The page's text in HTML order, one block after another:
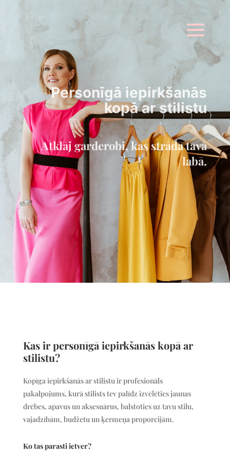
Personīgā iepirkšanās
kopā ar stilistu
Atklāj garderobi, kas strādā tavā
labā.
Kas ir personīgā iepirkšanās kopā ar
stilistu?
Kopīga iepirkšanās ar stilistu ir profesionāls
pakalpojums, kurā stilists tev palīdz izvēlēties jaunas
drēbes, apavus un aksesuārus, balstoties uz tavu stilu,
vajadzībām, budžetu un ķermeņa proporcijām.
Ko tas parasti ietver?